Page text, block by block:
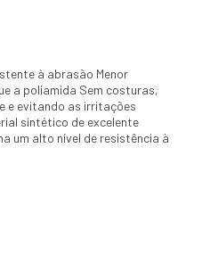
à abrasão Menor
a poliamida Sem costuras,
e evitando as irritações
sintético de excelente
um alto nível de resistência à